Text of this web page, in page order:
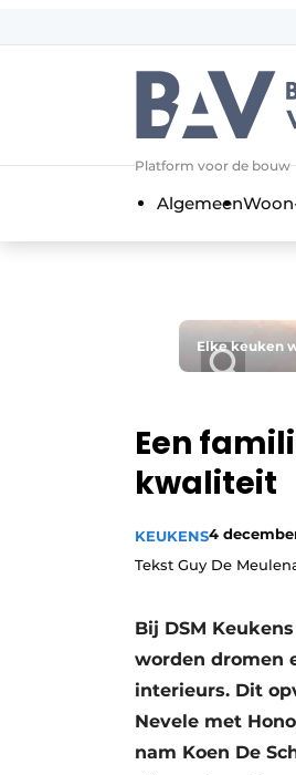
Aanmelden
Algemene
Bedrijven
Jaarboek
Meest
Podcasts
Privacy /
Vacatures
Aanmelden
Bedrijven
Contact
Platform voor de bouw
Algemeen
Elke keuken
Een
kwaliteit
KEUKENS4
Tekst Guy De
Bij DSM
worden dromen
interieurs. Dit
Nevele met
nam Koen De